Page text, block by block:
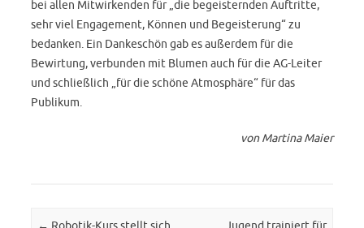
bei allen Mitwirkenden für „die begeisternden Auftritte,
sehr viel Engagement, Können und Begeisterung“ zu
bedanken. Ein Dankeschön gab es außerdem für die
Bewirtung, verbunden mit Blumen auch für die AG-Leiter
und schließlich „für die schöne Atmosphäre“ für das
Publikum.
von Martina Maier